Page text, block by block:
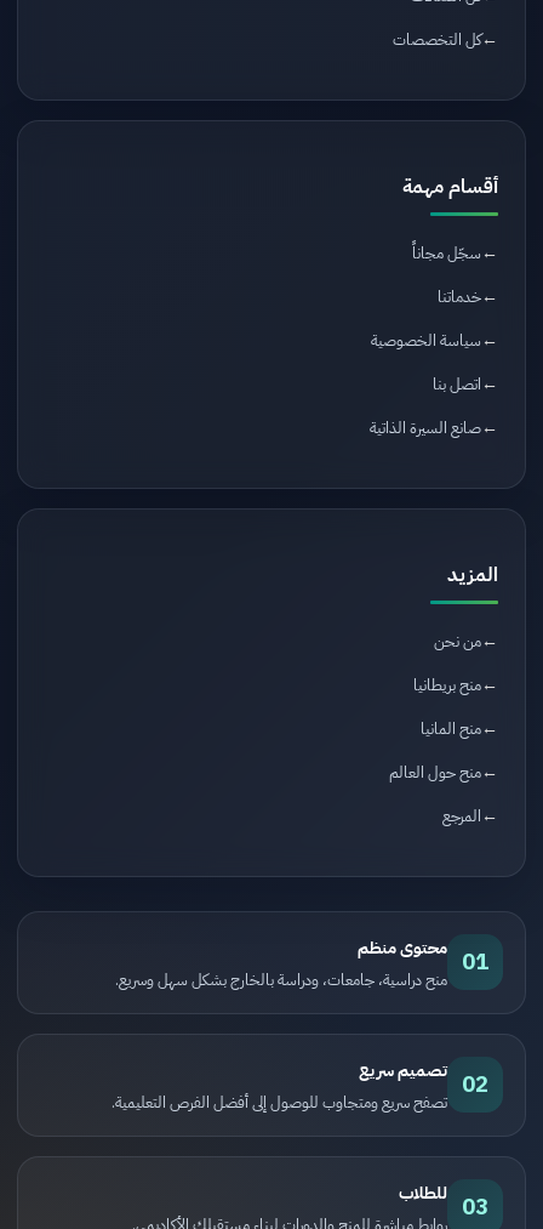
كل التخصصات
أقسام مهمة
سجّل مجاناً
خدماتنا
سياسة الخصوصية
اتصل بنا
صانع السيرة الذاتية
المزيد
من نحن
منح بريطانيا
منح المانيا
منح حول العالم
المرجع
01 محتوى منظم
منح دراسية، جامعات، ودراسة بالخارج بشكل سهل وسريع.
02 تصميم سريع
تصفح سريع ومتجاوب للوصول إلى أفضل الفرص التعليمية.
03 للطلاب